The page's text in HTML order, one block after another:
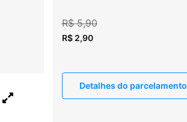
R$5,90
R$2,90
Detalhes do parcelamento